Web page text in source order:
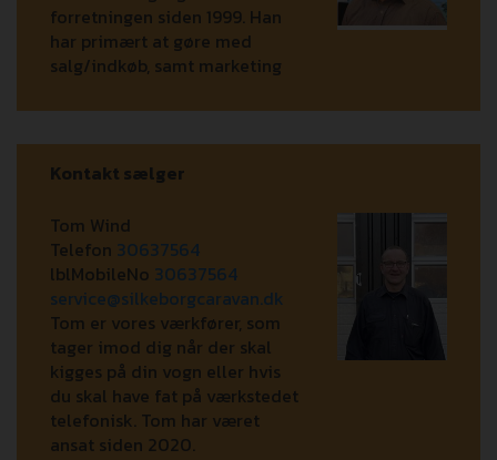
forretningen siden 1999. Han
har primært at gøre med
salg/indkøb, samt marketing
Kontakt sælger
Tom Wind
Telefon 30637564
lblMobileNo 30637564
service@silkeborgcaravan.dk
Tom er vores værkfører, som
tager imod dig når der skal
kigges på din vogn eller hvis
du skal have fat på værkstedet
telefonisk. Tom har været
ansat siden 2020.